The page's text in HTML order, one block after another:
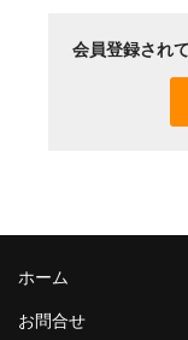
会員登録され
ホーム
お問合せ